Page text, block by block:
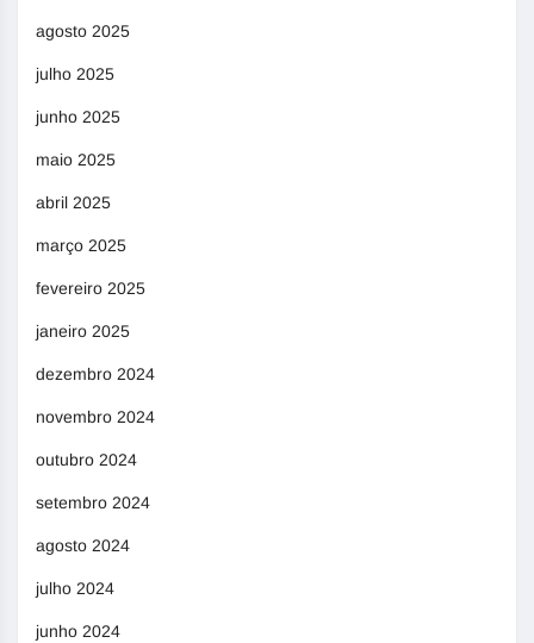
agosto 2025
julho 2025
junho 2025
maio 2025
abril 2025
março 2025
fevereiro 2025
janeiro 2025
dezembro 2024
novembro 2024
outubro 2024
setembro 2024
agosto 2024
julho 2024
junho 2024